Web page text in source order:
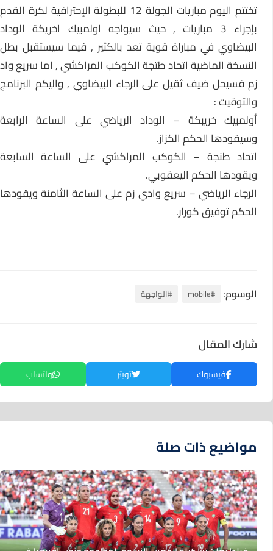
تختتم اليوم مباريات الجولة 12 للبطولة الإحترافية لكرة القدم
بإجراء 3 مباريات , حيث سيواجه اولمبيك اخريكة الوداد
البيضاوي في مباراة قوية تعد بالكثير , فيما سيستقبل بطل
النسخة الماضية اتحاد طتجة الكوكب المراكشي , اما سريع واد
زم فسيحل ضيف ثقيل على الرجاء البيضاوي , واليكم البرنامج
والتوقيت :
أولمبيك خريبكة – الوداد الرياضي على الساعة الرابعة
وسيقودها الحكم الكزاز.
اتحاد طنجة – الكوكب المراكشي على الساعة السابعة
ويقودها الحكم اليعقوبي.
الرجاء الرياضي – سريع وادي زم على الساعة الثامنة ويقودها
الحكم توفيق كورار.
الوسوم: #mobile #الواجهة
شارك المقال
فيسبوك تويتر واتساب
مواضيع ذات صلة